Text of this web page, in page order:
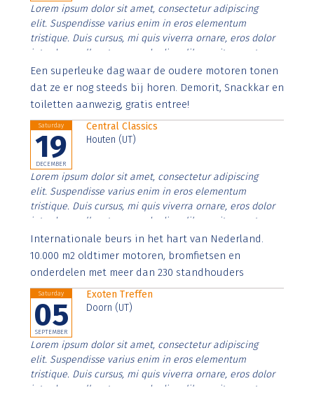
Lorem ipsum dolor sit amet, consectetur adipiscing
elit. Suspendisse varius enim in eros elementum
tristique. Duis cursus, mi quis viverra ornare, eros dolor
interdum nulla, ut commodo diam libero vitae erat.
Aenean faucibus nibh et justo cursus id rutrum lorem
imperdiet. Nunc ut sem vitae risus tristique posuere.
Een superleuke dag waar de oudere motoren tonen
dat ze er nog steeds bij horen. Demorit, Snackkar en
toiletten aanwezig, gratis entree!
Saturday
19
DECEMBER
Central Classics
Houten (UT)
Lorem ipsum dolor sit amet, consectetur adipiscing
elit. Suspendisse varius enim in eros elementum
tristique. Duis cursus, mi quis viverra ornare, eros dolor
interdum nulla, ut commodo diam libero vitae erat.
Aenean faucibus nibh et justo cursus id rutrum lorem
imperdiet. Nunc ut sem vitae risus tristique posuere.
Internationale beurs in het hart van Nederland.
10.000 m2 oldtimer motoren, bromfietsen en
onderdelen met meer dan 230 standhouders
Saturday
05
SEPTEMBER
Exoten Treffen
Doorn (UT)
Lorem ipsum dolor sit amet, consectetur adipiscing
elit. Suspendisse varius enim in eros elementum
tristique. Duis cursus, mi quis viverra ornare, eros dolor
interdum nulla, ut commodo diam libero vitae erat.